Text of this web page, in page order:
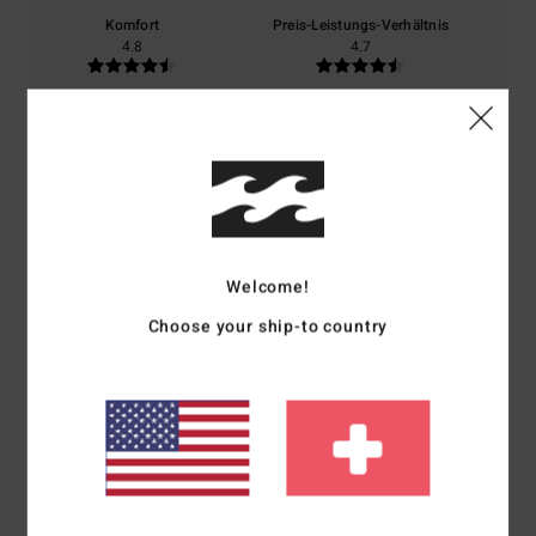
Komfort
4.8
Preis-Leistungs-Verhältnis
4.7
Zu groß
Farbe
5 /5
1. Juli 2026
Verifizierter Kauf
Welcome!
Choose your ship-to country